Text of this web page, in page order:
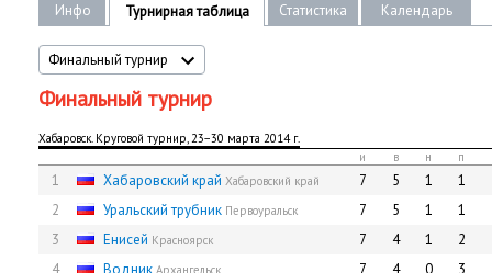
Инфо Турнирная таблица Статистика Календарь
Финальный турнир
Финальный турнир
Хабаровск. Круговой турнир, 23−30 марта 2014 г.
и
в н п
1 Хабаровский край Хабаровский край 7 5 1
1
2
Уральский трубник Первоуральск 7 5 1
1
3
Енисей Красноярск 7 4 1
2
4
Водник Архангельск 7 4 0 3